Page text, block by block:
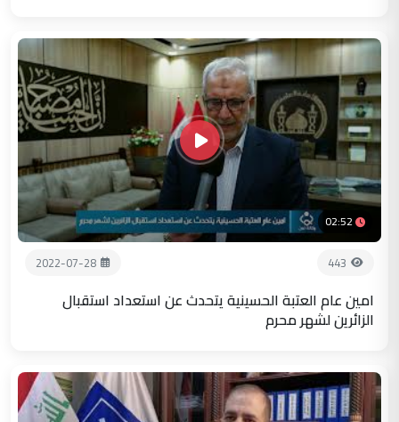
02:52
443
2022-07-28
امين عام العتبة الحسينية يتحدث عن استعداد استقبال
الزائرين لشهر محرم